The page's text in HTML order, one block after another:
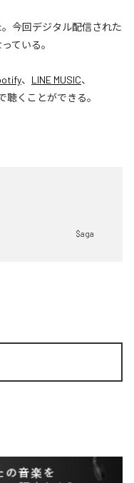
。今回デジタル配信された
ている。
、 LINE MUSIC、
聴くことができる。
$aga